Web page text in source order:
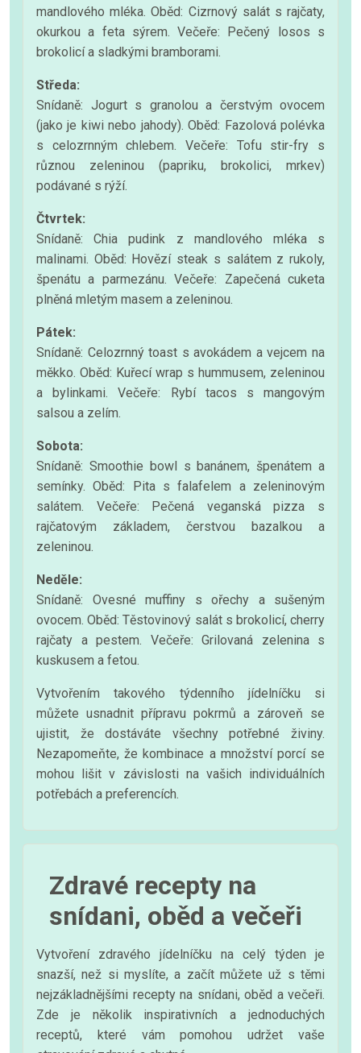
mandlového mléka. Oběd: Cizrnový salát s rajčaty,
okurkou a feta sýrem. Večeře: Pečený losos s
brokolicí a sladkými bramborami.
Středa:
Snídaně: Jogurt s granolou a čerstvým ovocem
(jako je kiwi nebo jahody). Oběd: Fazolová polévka
s celozrnným chlebem. Večeře: Tofu stir-fry s
různou zeleninou (papriku, brokolici, mrkev)
podávané s rýží.
Čtvrtek:
Snídaně: Chia pudink z mandlového mléka s
malinami. Oběd: Hovězí steak s salátem z rukoly,
špenátu a parmezánu. Večeře: Zapečená cuketa
plněná mletým masem a zeleninou.
Pátek:
Snídaně: Celozrnný toast s avokádem a vejcem na
měkko. Oběd: Kuřecí wrap s hummusem, zeleninou
a bylinkami. Večeře: Rybí tacos s mangovým
salsou a zelím.
Sobota:
Snídaně: Smoothie bowl s banánem, špenátem a
semínky. Oběd: Pita s falafelem a zeleninovým
salátem. Večeře: Pečená veganská pizza s
rajčatovým základem, čerstvou bazalkou a
zeleninou.
Neděle:
Snídaně: Ovesné muffiny s ořechy a sušeným
ovocem. Oběd: Těstovinový salát s brokolicí, cherry
rajčaty a pestem. Večeře: Grilovaná zelenina s
kuskusem a fetou.
Vytvořením takového týdenního jídelníčku si
můžete usnadnit přípravu pokrmů a zároveň se
ujistit, že dostáváte všechny potřebné živiny.
Nezapomeňte, že kombinace a množství porcí se
mohou lišit v závislosti na vašich individuálních
potřebách a preferencích.
Zdravé recepty na
snídani, oběd a večeři
Vytvoření zdravého jídelníčku na celý týden je
snazší, než si myslíte, a začít můžete už s těmi
nejzákladnějšími recepty na snídani, oběd a večeři.
Zde je několik inspirativních a jednoduchých
receptů, které vám pomohou udržet vaše